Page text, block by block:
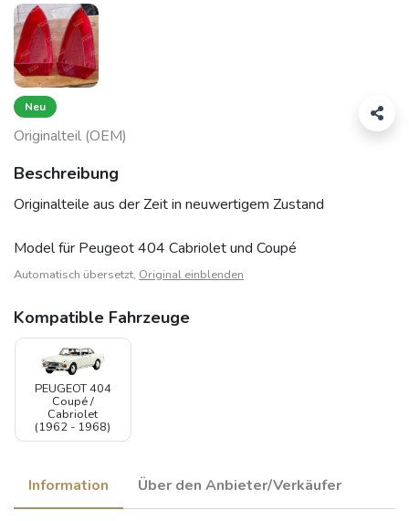
Neu
Originalteil (OEM)
Beschreibung
Originalteile aus der Zeit in neuwertigem Zustand
Model für Peugeot 404 Cabriolet und Coupé
Automatisch übersetzt, Original einblenden
Kompatible Fahrzeuge
PEUGEOT 404
Coupé /
Cabriolet
(1962 - 1968)
Information Über den Anbieter/Verkäufer